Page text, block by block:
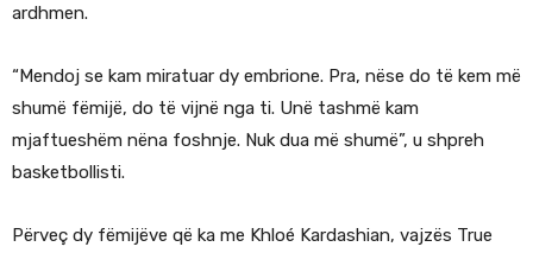
ardhmen.
“Mendoj se kam miratuar dy embrione. Pra, nëse do të kem më
shumë fëmijë, do të vijnë nga ti. Unë tashmë kam
mjaftueshëm nëna foshnje. Nuk dua më shumë”, u shpreh
basketbollisti.
Përveç dy fëmijëve që ka me Khloé Kardashian, vajzës True